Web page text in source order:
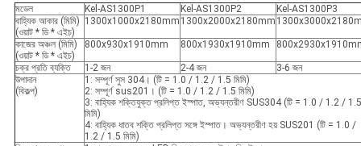
মডেল Kel-AS1300P1 Kel-AS1300P2
Kel-AS1300P3
বাহ্যিক আকার (মিমি)
(ওয়াট * ডি * এইচ)
1300x1000x2180mm 1300x2000x2180mm
কাজের অঞ্চল (মিমি)
(ওয়াট * ডি * এইচ)
800x930x1910mm 800x1930x1910mm
চক্র প্রতি ব্যক্তি 1-2 জন 2-4 জন
3-6 জন
উপাদান
(বিকল্প)
1: সম্পূর্ণ সুস 304। (টি = 1.0 / 1.2 / 1.5 মিমি)
2: সম্পূর্ণ sus201। (টি = 1.0 / 1.2 / 1.5 মিমি)
3: বাহ্যিক শক্তিযুক্ত প্রলিপ্ত ইস্পাত, অভ্যন্তরীণ SUS304 (টি = 1.0 / 1.2 / 1.5
মিমি)
4: বাহ্যিক ধাতব শক্তি প্রলিপ্ত সঙ্গে ইস্পাত। অভ্যন্তরীণ হয় SUS201 (টি = 1.0 /
1.2 / 1.5 মিমি)